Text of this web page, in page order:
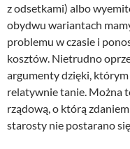
z odsetkami) albo
obydwu wariantach
problemu w czasie i
kosztów. Nietrudno
argumenty dzięki,
relatywnie tanie. Można
rządową, o którą
starosty nie postarano